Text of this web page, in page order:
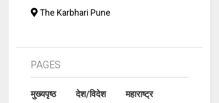
The Karbhari Pune
PAGES
मुख्यपृष्ठ देश/विदेश
महाराष्ट्र